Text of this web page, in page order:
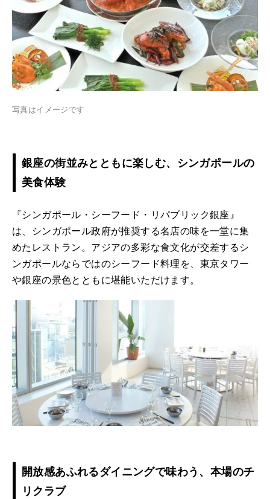
写真はイメージです
銀座の街並みとともに楽しむ、シンガポールの
美食体験
『シンガポール・シーフード・リパブリック銀座』
は、シンガポール政府が推奨する名店の味を一堂に集
めたレストラン。アジアの多彩な食文化が交差するシ
ンガポールならではのシーフード料理を、東京タワー
や銀座の景色とともに堪能いただけます。
開放感あふれるダイニングで味わう、本場のチ
リクラブ